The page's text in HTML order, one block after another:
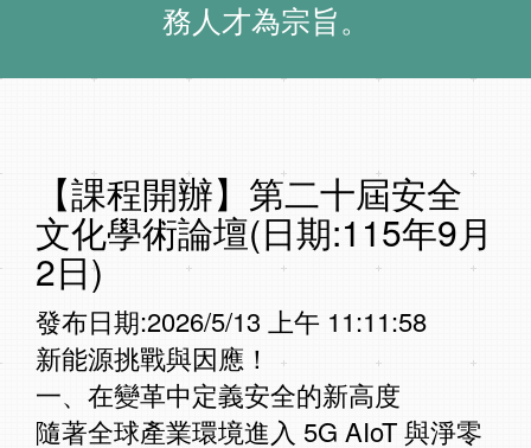
務人才為宗旨。
【課程開辦】第二十屆安全
文化學術論壇(日期:115年9月
2日)
發布日期:2026/5/13 上午 11:11:58
新能源挑戰與因應！
一、在變革中定義安全的新高度
隨著全球產業環境進入 5G AIoT 與淨零